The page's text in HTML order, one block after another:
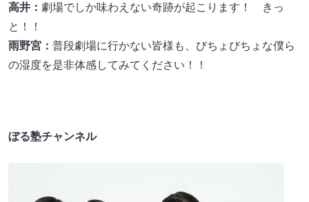
高井： 劇場でしか味わえない奇跡が起こります！ きっ
と！！
雨野宮： 普段劇場に行かない皆様も、びちょびちょな僕ら
の湿度を是非体感してみてください！！
ぼる塾チャンネル